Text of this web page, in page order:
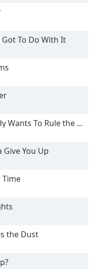
To Do With It
To Rule the World
Give You Up
Time
the Dust